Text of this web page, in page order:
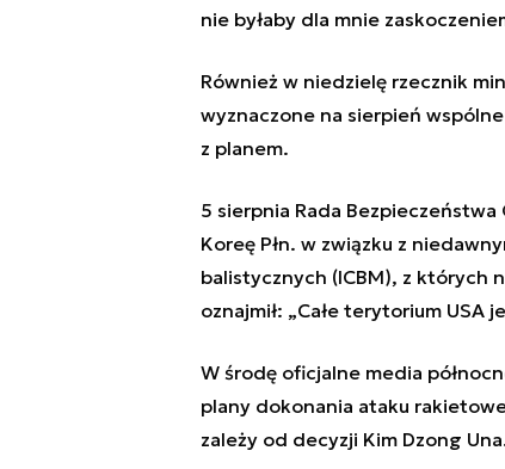
nie byłaby dla mnie
Również w niedzielę rzecznik
wyznaczone na sierpień
z planem.
5 sierpnia Rada Bezpieczeństwa
Koreę Płn. w związku z
balistycznych (ICBM), z których
oznajmił: „Całe terytorium USA
W środę oficjalne media
plany dokonania ataku
zależy od decyzji Kim Dzong